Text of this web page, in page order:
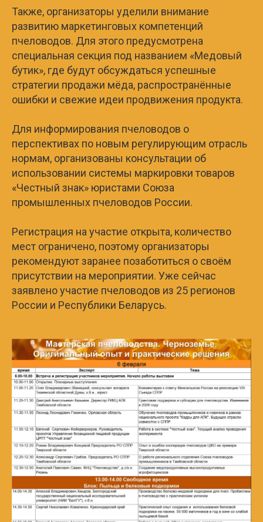
Также, организаторы уделили внимание
развитию маркетинговых компетенций
пчеловодов. Для этого предусмотрена
специальная секция под названием «Медовый
бутик», где будут обсуждаться успешные
стратегии продажи мёда, распространённые
ошибки и свежие идеи продвижения продукта.
Для информирования пчеловодов о
перспективах по новым регулирующим отрасль
нормам, организованы консультации об
использовании системы маркировки товаров
«Честный знак» юристами Союза
промышленных пчеловодов России.
Регистрация на участие открыта, количество
мест ограничено, поэтому организаторы
рекомендуют заранее позаботиться о своём
присутствии на мероприятии. Уже сейчас
заявлено участие пчеловодов из 25 регионов
России и Республики Беларусь.